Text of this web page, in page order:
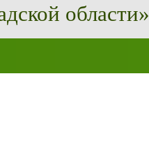
области»